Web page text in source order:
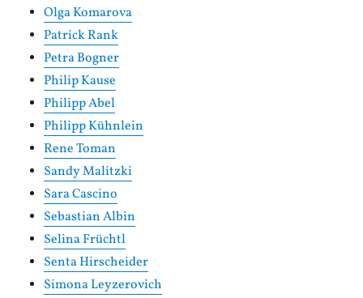
Olga Komarova
Patrick Rank
Petra Bogner
Philip Kause
Philipp Abel
Philipp Kühnlein
Rene Toman
Sandy Malitzki
Sara Cascino
Sebastian Albin
Selina Früchtl
Senta Hirscheider
Simona Leyzerovich